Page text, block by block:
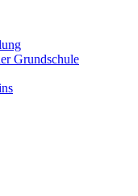
Grundschule